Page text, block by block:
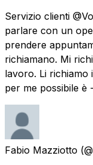
Servizio clienti
parlare con un
prendere
richiamano. Mi
lavoro. Li richiamo
per me possibile è -
Fabio Mazziotto